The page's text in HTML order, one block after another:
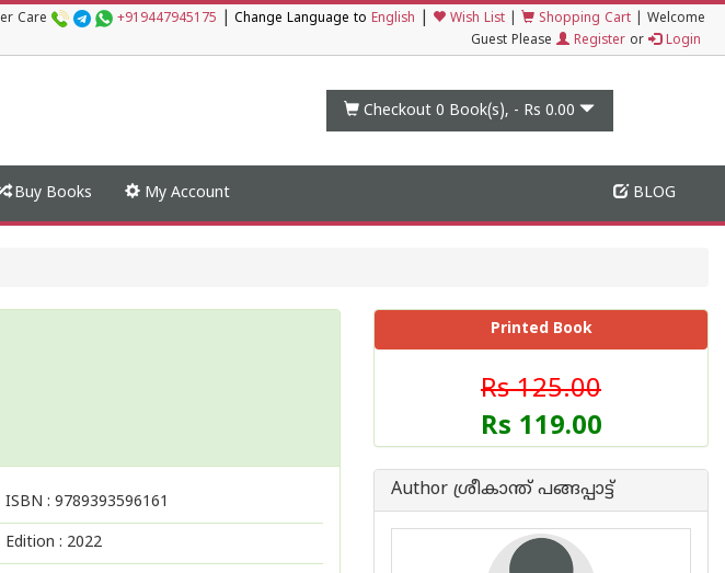
Care +919447945175 Change Language to English Wish List Shopping Cart
Welcome
Guest Please
Register or Login
Checkout 0 Book(s), - Rs 0.00
Buy Books My Account BLOG
ISBN : 9789393596161
Edition : 2022
Printed Book
Rs 125.00
Rs 119.00
Author ശ്രീകാന്ത് പങ്ങപ്പാട്ട്